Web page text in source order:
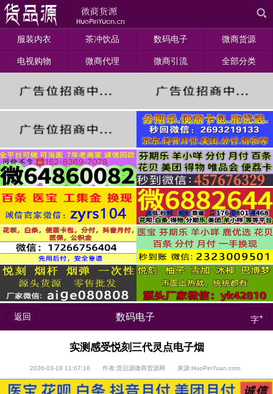
服装内衣 茶冲饮品 数码电子 微商货源
电视购物 微商代理 微商引流 全部分类
返回 数码电子 字+
实测感受悦刻三代灵点电子烟
2026-03-18 11:07:16 作者:货品源微商货源网 来源:HuoPinYuan.com